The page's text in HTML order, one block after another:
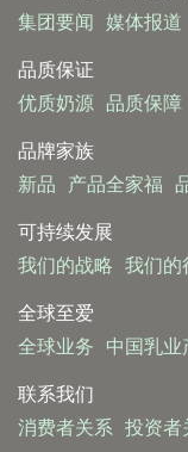
集团要闻
媒体报道
品质保证
优质奶源
品质保障
品牌家族
新品
产品全家福
可持续发展
我们的战略
我们的
全球至爱
全球业务
中国乳业
联系我们
消费者关系
投资者